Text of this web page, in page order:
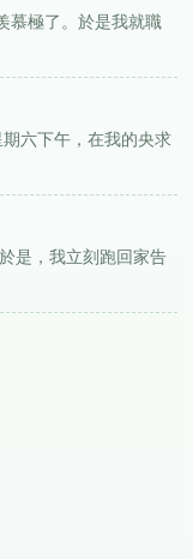
慕極了。於是我就職
六下午，在我的央求
是，我立刻跑回家告